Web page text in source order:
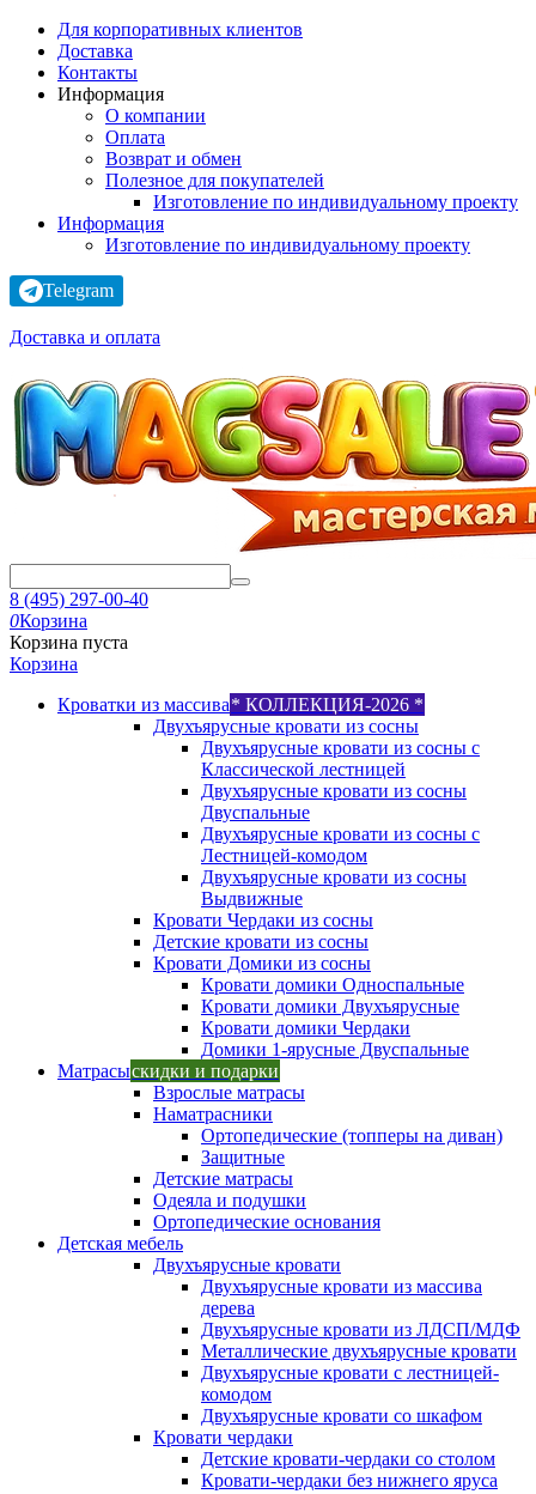
Для корпоративных клиентов
Доставка
Контакты
Информация
О компании
Оплата
Возврат и обмен
Полезное для покупателей
Изготовление по индивидуальному проекту
Информация
Изготовление по индивидуальному проекту
Telegram
Доставка и оплата
8 (495) 297-00-40
0Корзина
Корзина пуста
Корзина
Кроватки из массива* КОЛЛЕКЦИЯ-2026 *
Двухъярусные кровати из сосны
Двухъярусные кровати из сосны с
Классической лестницей
Двухъярусные кровати из сосны
Двуспальные
Двухъярусные кровати из сосны с
Лестницей-комодом
Двухъярусные кровати из сосны
Выдвижные
Кровати Чердаки из сосны
Детские кровати из сосны
Кровати Домики из сосны
Кровати домики Односпальные
Кровати домики Двухъярусные
Кровати домики Чердаки
Домики 1-ярусные Двуспальные
Матрасыскидки и подарки
Взрослые матрасы
Наматрасники
Ортопедические (топперы на диван)
Защитные
Детские матрасы
Одеяла и подушки
Ортопедические основания
Детская мебель
Двухъярусные кровати
Двухъярусные кровати из массива
дерева
Двухъярусные кровати из ЛДСП/МДФ
Металлические двухъярусные кровати
Двухъярусные кровати с лестницей-
комодом
Двухъярусные кровати со шкафом
Кровати чердаки
Детские кровати-чердаки со столом
Кровати-чердаки без нижнего яруса